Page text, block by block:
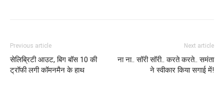
Previous article
सेलिब्रिटी आउट, बिग बॉस 10 की
ट्रॉफी लगी कॉमनमैन के हाथ
Next article
ना ना.. सॉरी सॉरी.. करते करते.. समंता
ने स्‍वीकार किया सगाई में!